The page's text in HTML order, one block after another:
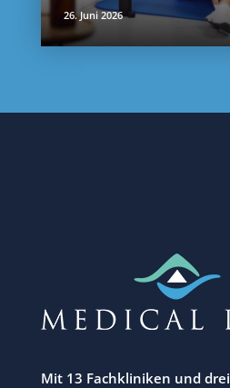
26. Juni 2026
Mit 13 Fachkliniken und drei